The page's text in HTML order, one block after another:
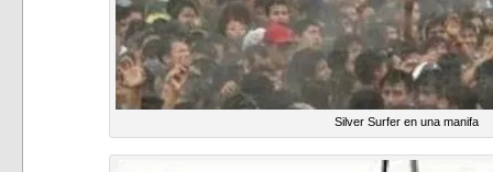
Silver Surfer en una manifa